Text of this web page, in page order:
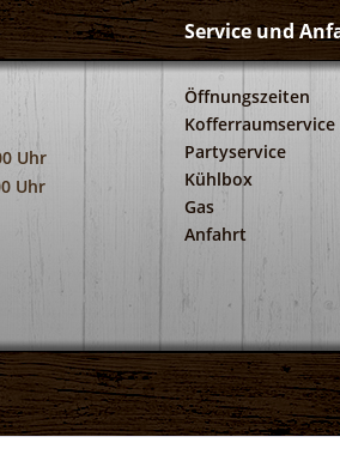
Uhr
Uhr
Service und
Öffnungszeiten
Kofferraumservice
Partyservice
Kühlbox
Gas
Anfahrt